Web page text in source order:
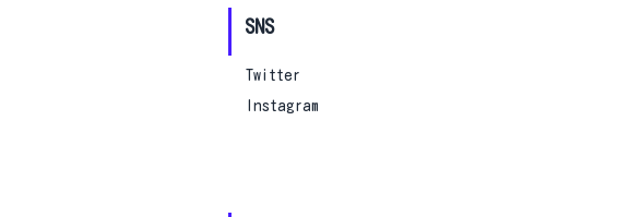
SNS
Twitter
Instagram